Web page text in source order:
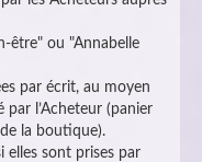
être" ou "Annabelle
par écrit, au moyen
l’Acheteur (panier
la boutique).
elles sont prises par